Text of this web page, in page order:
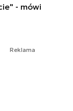
- mówi
Reklama